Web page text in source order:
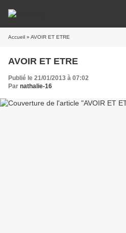
Accueil » AVOIR ET ETRE
AVOIR ET ETRE
Publié le 21/01/2013 à 07:02
Par nathalie-16